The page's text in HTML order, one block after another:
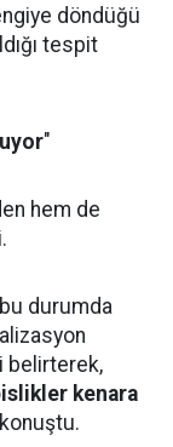
döndüğü
tespit
"
hem de
durumda
belirterek,
kenara